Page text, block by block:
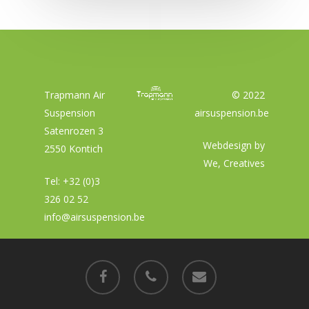
Trapmann Air
Suspension
Satenrozen 3
2550 Kontich
Tel: +32 (0)3
326 02 52
info@airsuspension.be
© 2022
airsuspension.be
Webdesign by
We, Creatives
facebook phone email